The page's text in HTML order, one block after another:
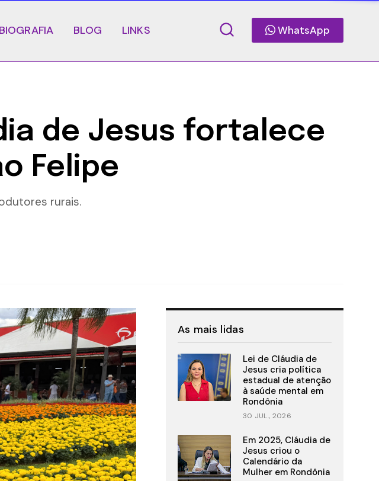
WhatsApp
BIOGRAFIA BLOG LINKS
de Jesus fortalece
Felipe
rurais.
As mais lidas
Lei de Cláudia de
Jesus cria política
estadual de atenção
à saúde mental em
Rondônia
30 JUL., 2026
Em 2025, Cláudia de
Jesus criou o
Calendário da
Mulher em Rondônia